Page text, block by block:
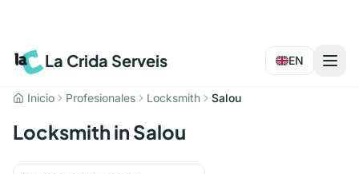
La Crida Serveis EN
Inicio Profesionales Locksmith Salou
Locksmith in Salou